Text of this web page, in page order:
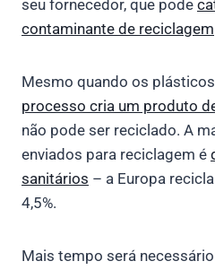
seu fornecedor, que pode
contaminante de reciclagem
Mesmo quando os
processo cria um produto
não pode ser reciclado. A
enviados para reciclagem é
sanitários – a Europa
4,5%.
Mais tempo será